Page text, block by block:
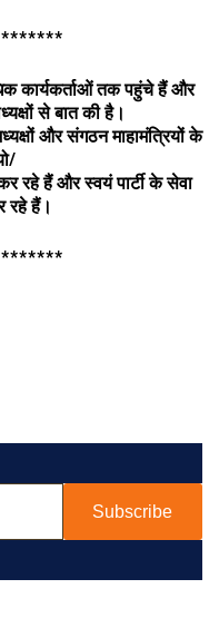
कार्यकर्ताओं तक पहुंचे हैं और
से बात की है।
और संगठन माहामंत्रियों के
/
रहे हैं और स्वयं पार्टी के सेवा
रहे हैं।